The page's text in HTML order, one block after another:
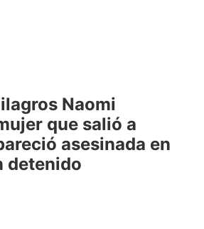
Naomi
que salió a
asesinada en
detenido